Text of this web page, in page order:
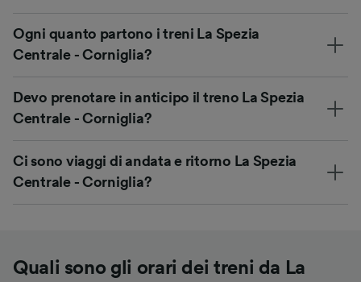
Ogni quanto partono i treni La Spezia
Centrale - Corniglia?
Devo prenotare in anticipo il treno La Spezia
Centrale - Corniglia?
Ci sono viaggi di andata e ritorno La Spezia
Centrale - Corniglia?
Quali sono gli orari dei treni da La